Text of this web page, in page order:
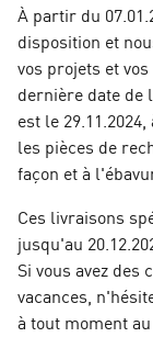
À partir du
disposition et
vos projets et
dernière date de
est le
les pièces de
façon et à
Ces livraisons
jusqu'au
Si vous avez des
vacances,
à tout moment